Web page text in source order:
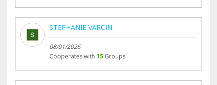
STEPHANIE VARCIN
08/01/2026
Cooperates with 15 Groups